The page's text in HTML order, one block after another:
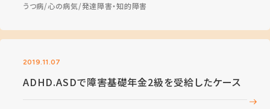
うつ病 心の病気 発達障害・知的障害
2019.11.07
ADHD.ASDで障害基礎年金2級を受給したケース